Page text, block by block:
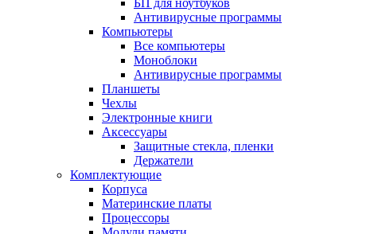
БП для ноутбуков
Антивирусные программы
Компьютеры
Все компьютеры
Моноблоки
Антивирусные программы
Планшеты
Чехлы
Электронные книги
Аксессуары
Защитные стекла, пленки
Держатели
Комплектующие
Корпуса
Материнские платы
Процессоры